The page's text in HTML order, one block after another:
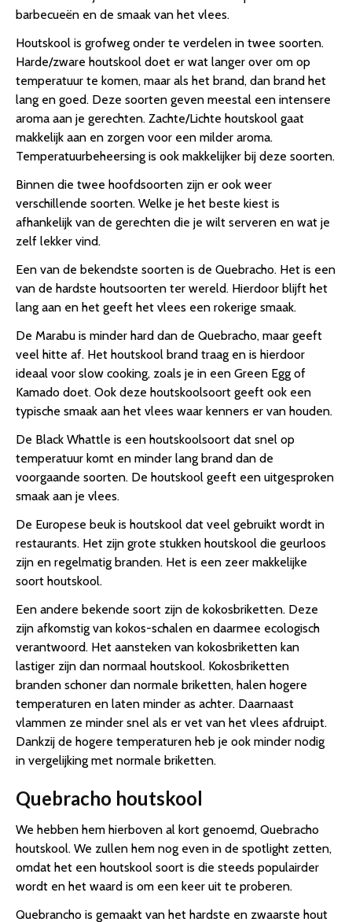
barbecueën en de smaak van het vlees.
Houtskool is grofweg onder te verdelen in twee soorten.
Harde/zware houtskool doet er wat langer over om op
temperatuur te komen, maar als het brand, dan brand het
lang en goed. Deze soorten geven meestal een intensere
aroma aan je gerechten. Zachte/Lichte houtskool gaat
makkelijk aan en zorgen voor een milder aroma.
Temperatuurbeheersing is ook makkelijker bij deze soorten.
Binnen die twee hoofdsoorten zijn er ook weer
verschillende soorten. Welke je het beste kiest is
afhankelijk van de gerechten die je wilt serveren en wat je
zelf lekker vind.
Een van de bekendste soorten is de Quebracho. Het is een
van de hardste houtsoorten ter wereld. Hierdoor blijft het
lang aan en het geeft het vlees een rokerige smaak.
De Marabu is minder hard dan de Quebracho, maar geeft
veel hitte af. Het houtskool brand traag en is hierdoor
ideaal voor slow cooking, zoals je in een Green Egg of
Kamado doet. Ook deze houtskoolsoort geeft ook een
typische smaak aan het vlees waar kenners er van houden.
De Black Whattle is een houtskoolsoort dat snel op
temperatuur komt en minder lang brand dan de
voorgaande soorten. De houtskool geeft een uitgesproken
smaak aan je vlees.
De Europese beuk is houtskool dat veel gebruikt wordt in
restaurants. Het zijn grote stukken houtskool die geurloos
zijn en regelmatig branden. Het is een zeer makkelijke
soort houtskool.
Een andere bekende soort zijn de kokosbriketten. Deze
zijn afkomstig van kokos-schalen en daarmee ecologisch
verantwoord. Het aansteken van kokosbriketten kan
lastiger zijn dan normaal houtskool. Kokosbriketten
branden schoner dan normale briketten, halen hogere
temperaturen en laten minder as achter. Daarnaast
vlammen ze minder snel als er vet van het vlees afdruipt.
Dankzij de hogere temperaturen heb je ook minder nodig
in vergelijking met normale briketten.
Quebracho houtskool
We hebben hem hierboven al kort genoemd, Quebracho
houtskool. We zullen hem nog even in de spotlight zetten,
omdat het een houtskool soort is die steeds populairder
wordt en het waard is om een keer uit te proberen.
Quebrancho is gemaakt van het hardste en zwaarste hout